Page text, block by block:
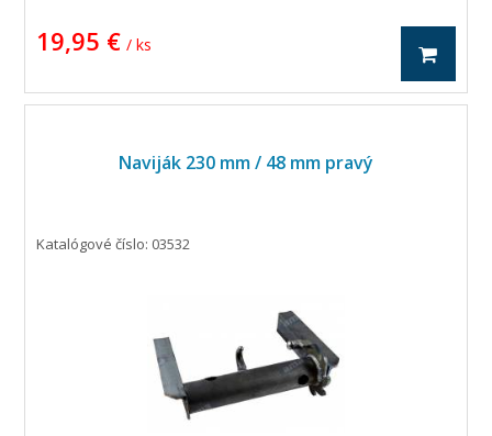
19,95 € / ks
Naviják 230 mm / 48 mm pravý
Katalógové číslo: 03532